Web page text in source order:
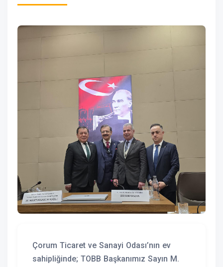
Çorum Ticaret ve Sanayi Odası’nın ev
sahipliğinde; TOBB Başkanımız Sayın M.